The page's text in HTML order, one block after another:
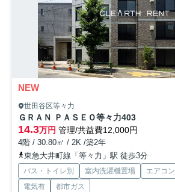
NEW
世田谷区等々力
ＧＲＡＮ ＰＡＳＥＯ等々力403
14.3万円 管理/共益費12,000円
4階 / 30.80㎡ / 2K /築2年
東急大井町線「等々力」駅 徒歩3分
バス・トイレ別 室内洗濯機置場 エアコン
電気有
都市ガス